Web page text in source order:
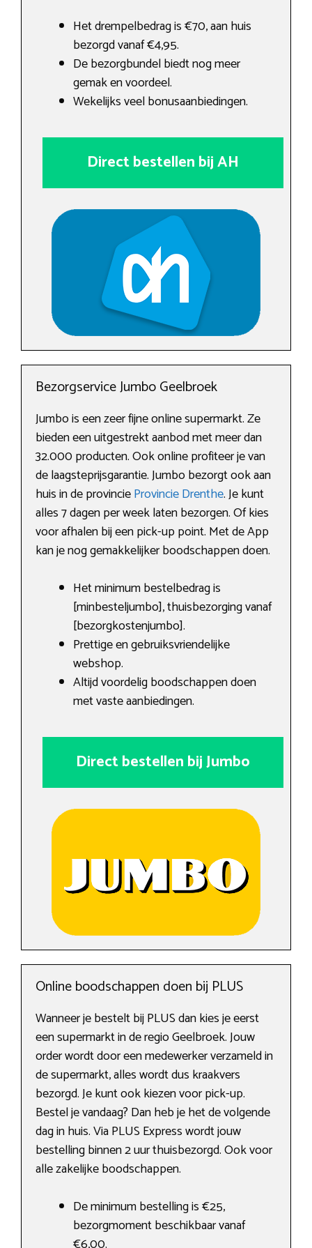
Het drempelbedrag is €70, aan huis
bezorgd vanaf €4,95.
De bezorgbundel biedt nog meer
gemak en voordeel.
Wekelijks veel bonusaanbiedingen.
Direct bestellen bij AH
Bezorgservice Jumbo Geelbroek
Jumbo is een zeer fijne online supermarkt. Ze
bieden een uitgestrekt aanbod met meer dan
32.000 producten. Ook online profiteer je van
de laagsteprijsgarantie. Jumbo bezorgt ook aan
huis in de provincieProvincie Drenthe. Je kunt
alles 7 dagen per week laten bezorgen. Of kies
voor afhalen bij een pick-up point. Met de App
kan je nog gemakkelijker boodschappen doen.
Het minimum bestelbedrag is
[minbesteljumbo], thuisbezorging vanaf
[bezorgkostenjumbo].
Prettige en gebruiksvriendelijke
webshop.
Altijd voordelig boodschappen doen
met vaste aanbiedingen.
Direct bestellen bij Jumbo
Online boodschappen doen bij PLUS
Wanneer je bestelt bij PLUS dan kies je eerst
een supermarkt in de regio Geelbroek. Jouw
order wordt door een medewerker verzameld in
de supermarkt, alles wordt dus kraakvers
bezorgd. Je kunt ook kiezen voor pick-up.
Bestel je vandaag? Dan heb je het de volgende
dag in huis. Via PLUS Express wordt jouw
bestelling binnen 2 uur thuisbezorgd. Ook voor
alle zakelijke boodschappen.
De minimum bestelling is €25,
bezorgmoment beschikbaar vanaf